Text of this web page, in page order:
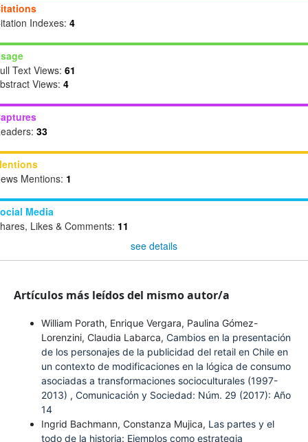
Indexes: 4
Text Views: 61
Views: 4
33
Mentions: 1
Media
Likes & Comments: 11
see details
Artículos más leídos del mismo autor/a
William Porath, Enrique Vergara, Paulina Gómez-
Lorenzini, Claudia Labarca, Cambios en la presentación
de los personajes de la publicidad del retail en Chile en
un contexto de modificaciones en la lógica de consumo
asociadas a transformaciones socioculturales (1997-
2013) , Comunicación y Sociedad: Núm. 29 (2017): Año
14
Ingrid Bachmann, Constanza Mujica, Las partes y el
todo de la historia: Ejemplos como estrategia